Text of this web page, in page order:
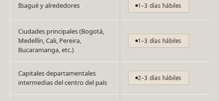
Ibagué y alrededores 1–3 días hábiles
Ciudades principales (Bogotá,
Medellín, Cali, Pereira,
Bucaramanga, etc.)
1–3 días hábiles
Capitales departamentales
intermedias del centro del país
2–3 días hábiles